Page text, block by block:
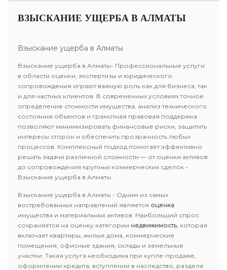
ВЗЫСКАНИЕ УЩЕРБА В АЛМАТЫ
Взыскание ущерба в Алматы
Взыскание ущерба в Алматы- Профессиональные услуги
в области оценки, экспертизы и юридического
сопровождения играют важную роль как для бизнеса, так
и для частных клиентов. В современных условиях точное
определение стоимости имущества, анализ технического
состояния объектов и грамотная правовая поддержка
позволяют минимизировать финансовые риски, защитить
интересы сторон и обеспечить прозрачность любых
процессов. Комплексный подход помогает эффективно
решать задачи различной сложности — от оценки активов
до сопровождения крупных коммерческих сделок -
Взыскание ущерба в Алматы.
Взыскание ущерба в Алматы - Одним из самых
востребованных направлений является оценка
имущества и материальных активов. Наибольший спрос
сохраняется на оценку категории недвижимость, которая
включает квартиры, жилые дома, коммерческие
помещения, офисные здания, склады и земельные
участки. Такая услуга необходима при купле-продаже,
оформлении кредита, вступлении в наследство, разделе